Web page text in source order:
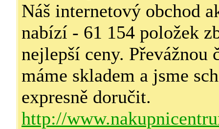
Náš internetový obchod
nabízí - 61 154 položek
nejlepší ceny. Převážnou
máme skladem a jsme
expresně doručit.
http://